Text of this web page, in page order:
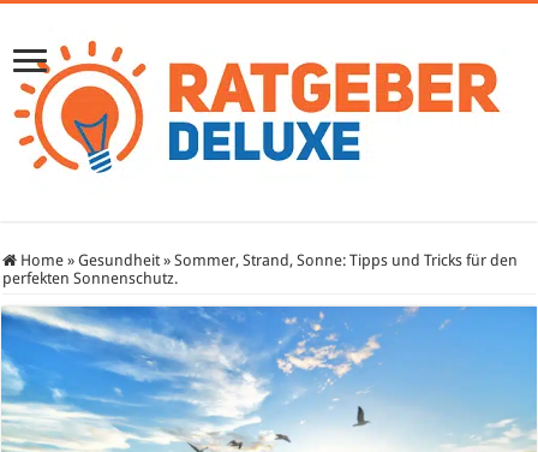
Home » Gesundheit » Sommer, Strand, Sonne: Tipps und Tricks für den
perfekten Sonnenschutz.